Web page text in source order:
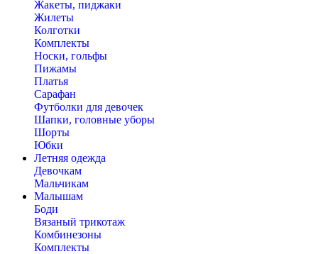
Жакеты, пиджаки
Жилеты
Колготки
Комплекты
Носки, гольфы
Пижамы
Платья
Сарафан
Футболки для девочек
Шапки, головные уборы
Шорты
Юбки
Летняя одежда
Девочкам
Мальчикам
Малышам
Боди
Вязаный трикотаж
Комбинезоны
Комплекты